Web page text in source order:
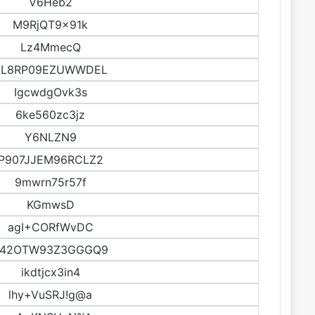
M9RjQT9x91k
Lz4MmecQ
IgcwdgOvk3s
6ke560zc3jz
Y6NLZN9
9mwrn75r57f
KGmwsD
agI+CORfWvDC
ikdtjcx3in4
lhy+VuSRJ!g@a